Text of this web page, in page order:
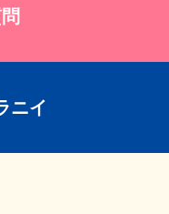
ニイ